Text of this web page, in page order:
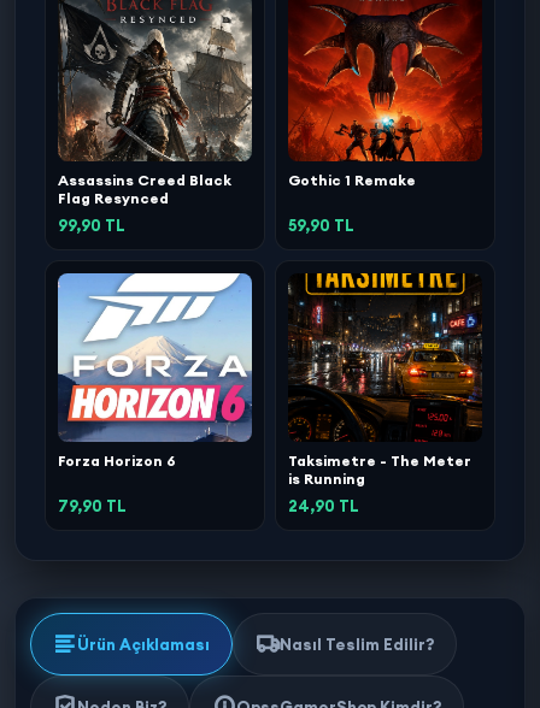
Assassins Creed Black
Flag Resynced
99,90 TL
Gothic 1 Remake
59,90 TL
Forza Horizon 6
79,90 TL
Taksimetre - The Meter
is Running
24,90 TL
Ürün Açıklaması Nasıl Teslim Edilir?